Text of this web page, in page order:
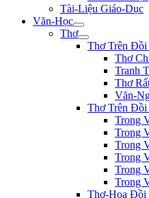
Tài-Liệu Giáo-Dục
Văn-Học
Thơ
Thơ Trên Đồi
Thơ
Tranh
Thơ
Văn-
Thơ Trên Đồi
Trong
Trong
Trong
Trong
Trong
Trong
Thơ-Họa Đồi